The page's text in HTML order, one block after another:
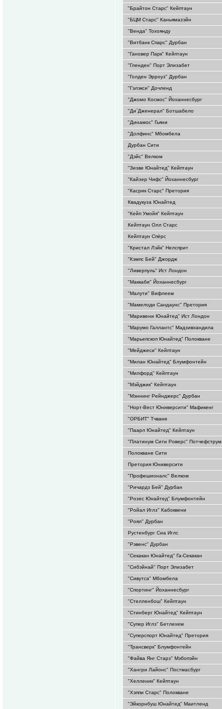
"Брайтон Старс" Кейптаун
"БЦМ Старс" Каньямазэйн
"Венда" Тохоянду
"Витбанк Спарс" Дурбан
"Гановер Парк" Кейптаун
"Гленден" Порт Элизабет
"Голден Эрроуз" Дурбан
"Гэлэкси" Дочленд
"Джомо Космос" Йоханнесбург
"Ди`Дженерал" Ботшабело
"Динамос" Гьяни
"Долфинс" Мбомбела
Дурбан Сити
"Дэйс" Велком
"Зизве Юнайтед" Кейптаун
"Кайзер Чифс" Йоханнесбург
"Касрик Старс" Претория
Квадукуза Юнайтед
"Кейп Умойя" Кейптаун
Кейптаун Олл Старс
Кейптаун Спёрс
"Кристал Лэйк" Нелсприт
"Кэмпс Бей" Джордж
"Ливерпуль" Ист Лондон
"Маккаби" Йоханнесбург
"Малути" Вифлеем
"Мамелоди Сандаунс" Претория
"Маривени Юнайтед" Ист Лондон
"Марумо Галлантс" Мадзивхандила
"Марьепскоп Юнайтед" Полокване
"Мейджеси" Кейптаун
"Милан Юнайтед" Блумфонтейн
"Милфорд" Кейптаун
"Мэйджик" Кейптаун
"Мэннинг Рейнджерс" Дурбан
"Норт-Вест Юниверсити" Мафикенг
"ОРБИТ" Тчване
"Паарл Юнайтед" Кейптаун
"Платинум Сити Роверс" Потчефструм
Полокване Сити
Претория Юниверсити
"Профешионалс" Велком
"Ричардз Бей" Дурбан
"Розес Юнайтед" Блумфонтейн
"Ройал Иглз" Кабоквени
"Роял" Дурбан
Рустенбург Сиа Иглс
"Рэвенс" Дурбан
"Секакан Юнайтед" Га-Секакан
"Сибэйнай" Порт Элизабет
"Сивутса" Мбомбела
"Спортинг" Йоханнесбург
"Стелленбош" Кейптаун
"Стинберг Юнайтед" Кейптаун
"Супер Иглз" Бетлехем
"Суперспорт Юнайтед" Претория
"Трансверк" Блумфонтейн
"Файва Янг Старз" Мэбопэйн
"Хангри Лайонс" Постмасбург
"Хелленик" Кейптаун
"Хэппи Старс" Полокване
"Эйкорнбуш Юнайтед" Маитленд